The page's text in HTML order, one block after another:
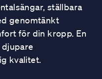
ställbara
genomtänkt
för din kropp. En
kvalitet.